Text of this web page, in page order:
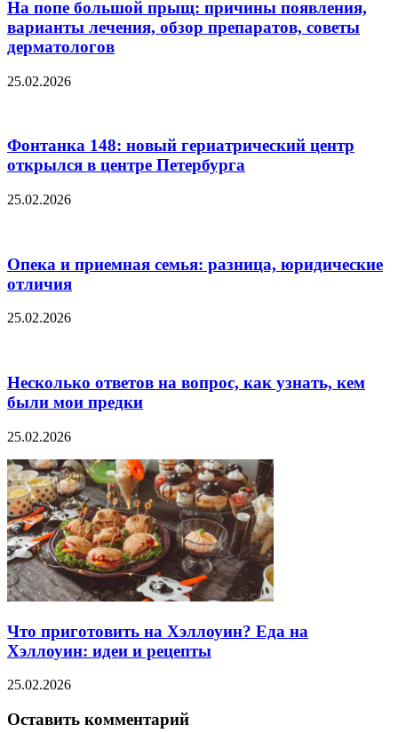
На попе большой прыщ: причины появления,
варианты лечения, обзор препаратов, советы
дерматологов
25.02.2026
Фонтанка 148: новый гериатрический центр
открылся в центре Петербурга
25.02.2026
Опека и приемная семья: разница, юридические
отличия
25.02.2026
Несколько ответов на вопрос, как узнать, кем
были мои предки
25.02.2026
Что приготовить на Хэллоуин? Еда на
Хэллоуин: идеи и рецепты
25.02.2026
Оставить комментарий